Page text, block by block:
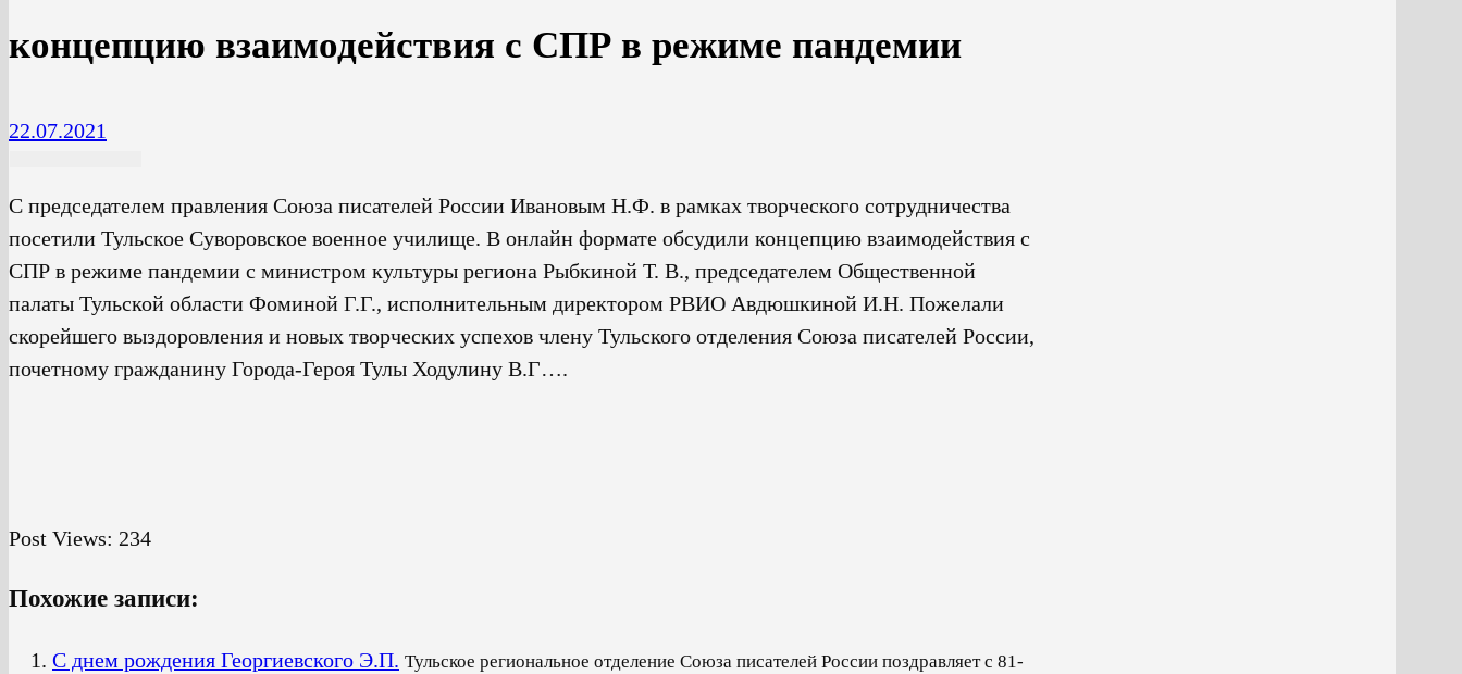
концепцию взаимодействия с СПР в режиме пандемии
22.07.2021
С председателем правления Союза писателей России Ивановым Н.Ф. в рамках творческого сотрудничества
посетили Тульское Суворовское военное училище. В онлайн формате обсудили концепцию взаимодействия с
СПР в режиме пандемии с министром культуры региона Рыбкиной Т. В., председателем Общественной
палаты Тульской области Фоминой Г.Г., исполнительным директором РВИО Авдюшкиной И.Н. Пожелали
скорейшего выздоровления и новых творческих успехов члену Тульского отделения Союза писателей России,
почетному гражданину Города-Героя Тулы Ходулину В.Г….
Post Views: 234
Похожие записи:
С днем рождения Георгиевского Э.П. Тульское региональное отделение Союза писателей России поздравляет с 81-